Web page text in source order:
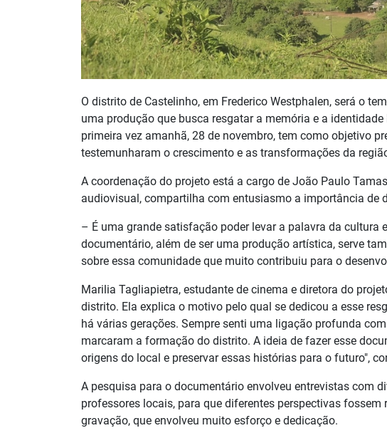
O distrito de Castelinho, em Frederico Westphalen, será o
uma produção que busca resgatar a memória e a
primeira vez amanhã, 28 de novembro, tem como objetivo
testemunharam o crescimento e as transformações da
A coordenação do projeto está a cargo de João Paulo
audiovisual, compartilha com entusiasmo a importância de
– É uma grande satisfação poder levar a palavra da cultura
documentário, além de ser uma produção artística, serve
sobre essa comunidade que muito contribuiu para o
Marilia Tagliapietra, estudante de cinema e diretora do
distrito. Ela explica o motivo pelo qual se dedicou a esse
há várias gerações. Sempre senti uma ligação profunda
marcaram a formação do distrito. A ideia de fazer esse
origens do local e preservar essas histórias para o futuro",
A pesquisa para o documentário envolveu entrevistas com
professores locais, para que diferentes perspectivas
gravação, que envolveu muito esforço e dedicação.